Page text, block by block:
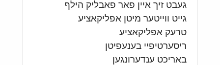
געבט זיך איין פאר פאבליק הילף
גייט ווייטער מיטן אפליקאציע
טרעק אפליקאציע
ריסערטיפיי בענעפיטן
באריכט ענדערונגען